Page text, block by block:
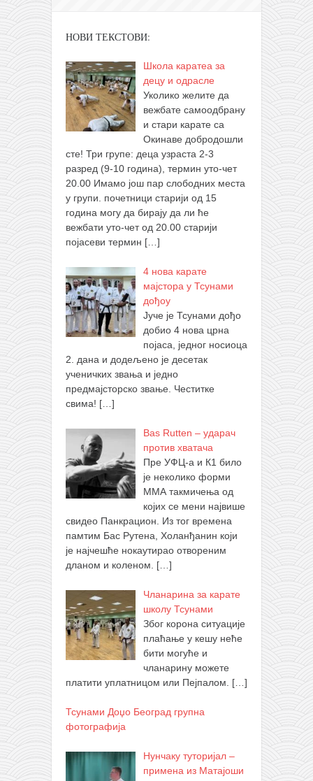
НОВИ ТЕКСТОВИ:
Школа каратеа за
децу и одрасле
Уколико желите да
вежбате самоодбрану
и стари карате са
Окинаве добродошли
сте! Три групе: деца узраста 2-3
разред (9-10 година), термин уто-чет
20.00 Имамо још пар слободних места
у групи. почетници старији од 15
година могу да бирају да ли ће
вежбати уто-чет од 20.00 старији
појасеви термин […]
4 нова карате
мајстора у Тсунами
дођоу
Јуче је Тсунами дођо
добио 4 нова црна
појаса, једног носиоца
2. дана и додељено је десетак
ученичких звања и једно
предмајсторско звање. Честитке
свима! […]
Bas Rutten – ударач
против хватача
Пре УФЦ-а и К1 било
је неколико форми
ММА такмичења од
којих се мени највише
свидео Панкрацион. Из тог времена
памтим Бас Рутена, Холанђанин који
је најчешће нокаутирао отвореним
дланом и коленом.
[…]
Чланарина за карате
школу Тсунами
Због корона ситуације
плаћање у кешу неће
бити могуће и
чланарину можете
платити уплатницом или Пејпалом.
[…]
Тсунами Доџо Београд групна
фотографија
Нунчаку туторијал –
примена из Матајоши